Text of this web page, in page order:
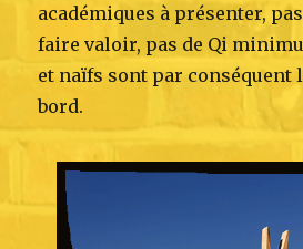
académiques à présenter,
faire valoir, pas de Qi
et naïfs sont par conséquent
bord.